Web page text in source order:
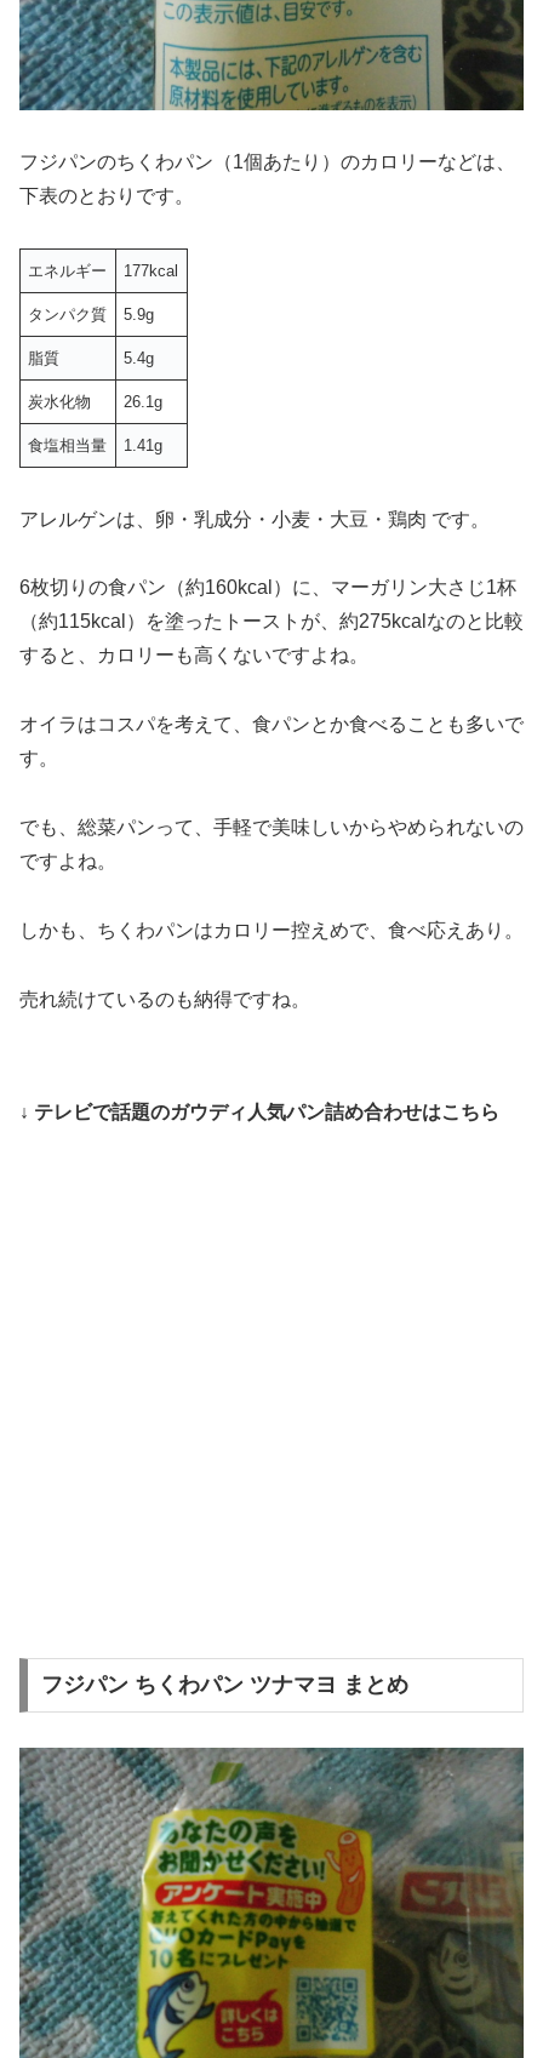
フジパンのちくわパン（1個あたり）のカロリーなどは、
下表のとおりです。
エネルギー 177kcal
タンパク質 5.9g
脂質 5.4g
炭水化物 26.1g
食塩相当量 1.41g
アレルゲンは、卵・乳成分・小麦・大豆・鶏肉 です。
6枚切りの食パン（約160kcal）に、マーガリン大さじ1杯
（約115kcal）を塗ったトーストが、約275kcalなのと比較
すると、カロリーも高くないですよね。
オイラはコスパを考えて、食パンとか食べることも多いで
す。
でも、総菜パンって、手軽で美味しいからやめられないの
ですよね。
しかも、ちくわパンはカロリー控えめで、食べ応えあり。
売れ続けているのも納得ですね。
↓ テレビで話題のガウディ人気パン詰め合わせはこちら
フジパン ちくわパン ツナマヨ まとめ